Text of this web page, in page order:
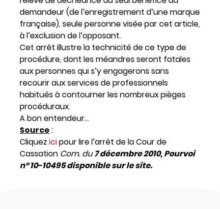
demandeur (de l’enregistrement d’une marque
française), seule personne visée par cet article,
à l’exclusion de l’opposant.
Cet arrêt illustre la technicité de ce type de
procédure, dont les méandres seront fatales
aux personnes qui s’y engagerons sans
recourir aux services de professionnels
habitués à contourner les nombreux pièges
procéduraux.
A bon entendeur…
Source :
Cliquez icipour lire l’arrêt de la Cour de
Cassation Com. du7 décembre 2010, Pourvoi
n° 10-10495 disponible sur le site.